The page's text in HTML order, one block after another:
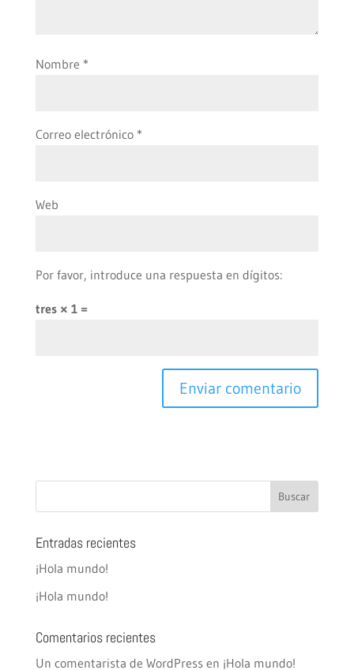
Nombre *
Correo electrónico *
Web
Por favor, introduce una respuesta en dígitos:
tres × 1 =
Entradas recientes
¡Hola mundo!
¡Hola mundo!
Comentarios recientes
Un comentarista de WordPressen ¡Hola mundo!